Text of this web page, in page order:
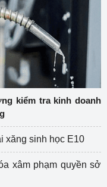
kiểm tra kinh doanh
xăng sinh học E10
xâm phạm quyền sở